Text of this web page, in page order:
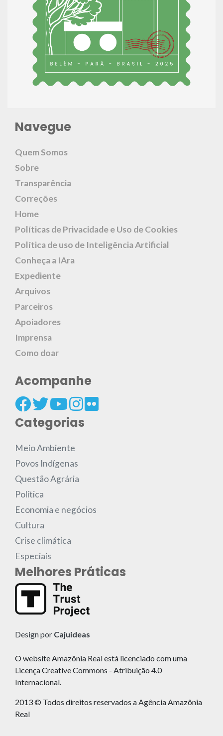
Navegue
Quem Somos
Sobre
Transparência
Correções
Home
Políticas de Privacidade e Uso de Cookies
Política de uso de Inteligência Artificial
Conheça a IAra
Expediente
Arquivos
Parceiros
Apoiadores
Imprensa
Como doar
Acompanhe
Categorias
Meio Ambiente
Povos Indígenas
Questão Agrária
Política
Economia e negócios
Cultura
Crise climática
Especiais
Melhores Práticas
Design por Cajuideas
O website Amazônia Real está licenciado com uma
Licença Creative Commons - Atribuição 4.0
Internacional.
2013 © Todos direitos reservados a Agência Amazônia
Real